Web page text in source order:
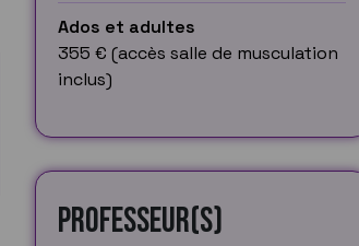
Ados et adultes
355 € (accès salle de musculation
inclus)
Professeur(s)